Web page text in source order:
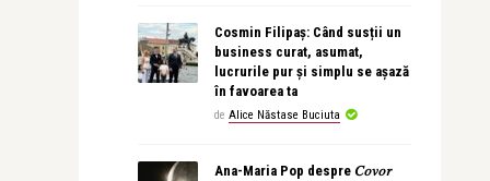
Cosmin Filipaș: Când susții un
business curat, asumat,
lucrurile pur și simplu se așază
în favoarea ta
de Alice Năstase Buciuta
Ana-Maria Pop despre 𝐶𝑜𝑣𝑜𝑟